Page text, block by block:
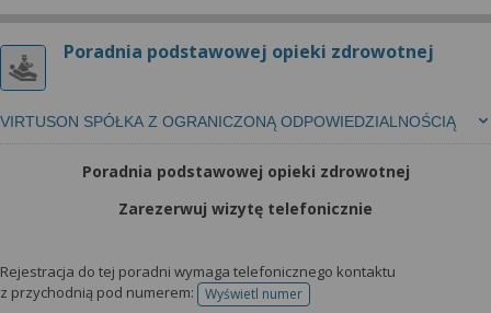
Poradnia podstawowej opieki zdrowotnej
VIRTUSON SPÓŁKA Z OGRANICZONĄ ODPOWIEDZIALNOŚCIĄ
Poradnia podstawowej opieki zdrowotnej
Zarezerwuj wizytę telefonicznie
Rejestracja do tej poradni wymaga telefonicznego kontaktu
z przychodnią pod numerem:
Wyświetl numertelefonu do rejestracji